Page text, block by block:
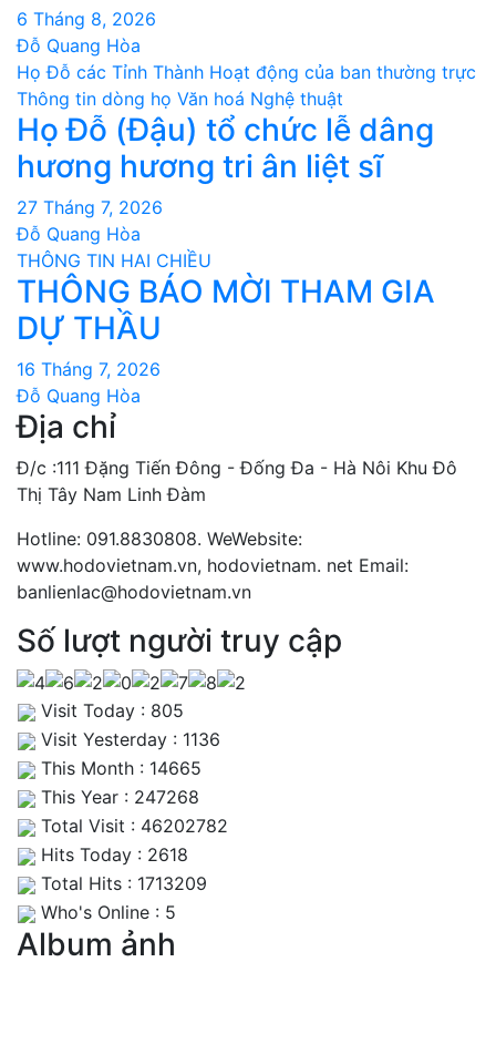
6 Tháng 8, 2026
Đỗ Quang Hòa
Họ Đỗ các Tỉnh Thành Hoạt động của ban thường trực
Thông tin dòng họ Văn hoá Nghệ thuật
Họ Đỗ (Đậu) tổ chức lễ dâng
hương hương tri ân liệt sĩ
27 Tháng 7, 2026
Đỗ Quang Hòa
THÔNG TIN HAI CHIỀU
THÔNG BÁO MỜI THAM GIA
DỰ THẦU
16 Tháng 7, 2026
Đỗ Quang Hòa
Địa chỉ
Đ/c :111 Đặng Tiến Đông - Đống Đa - Hà Nôi Khu Đô
Thị Tây Nam Linh Đàm
Hotline: 091.8830808. WeWebsite:
www.hodovietnam.vn, hodovietnam. net Email:
banlienlac@hodovietnam.vn
Số lượt người truy cập
Visit Today : 805
Visit Yesterday : 1136
This Month : 14665
This Year : 247268
Total Visit : 46202782
Hits Today : 2618
Total Hits : 1713209
Who's Online : 5
Album ảnh